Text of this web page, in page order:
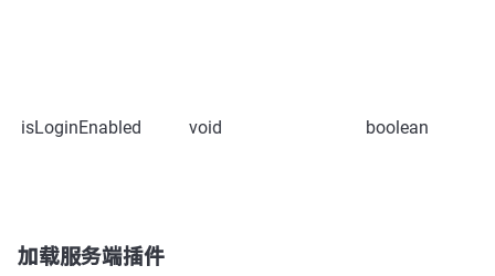
isLoginEnabled void boolean
加载服务端插件